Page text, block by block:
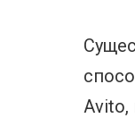
Avito,